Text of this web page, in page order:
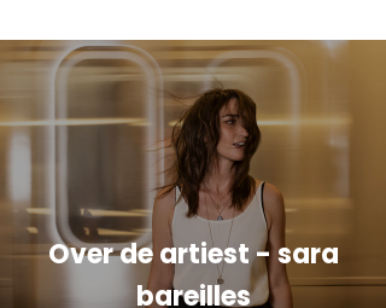
Over de artiest - sara
bareilles